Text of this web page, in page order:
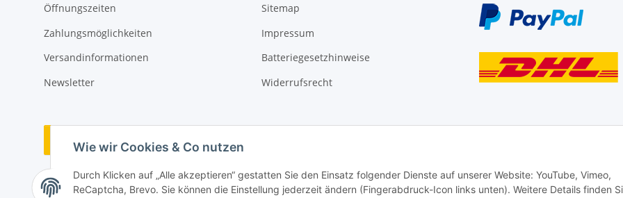
Wie wir Cookies & Co nutzen
Durch Klicken auf „Alle akzeptieren“ gestatten Sie den Einsatz folgender Dienste auf unserer Website: YouTube, Vimeo,
ReCaptcha, Brevo. Sie können die Einstellung jederzeit ändern (Fingerabdruck-Icon links unten). Weitere Details finden
Öffnungszeiten
Zahlungsmöglichkeiten
Versandinformationen
Newsletter
Sitemap
Impressum
Batteriegesetzhinweise
Widerrufsrecht
Vertrag widerrufen